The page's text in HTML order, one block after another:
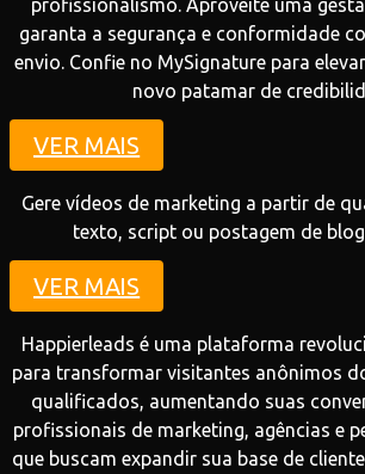
profissionalismo. Aproveite uma
garanta a segurança e conformidade
envio. Confie no MySignature para
novo patamar de
VER MAIS
Gere vídeos de marketing a partir de
texto, script ou postagem de
VER MAIS
Happierleads é uma plataforma
para transformar visitantes anônimos
qualificados, aumentando suas
profissionais de marketing, agências e
que buscam expandir sua base de